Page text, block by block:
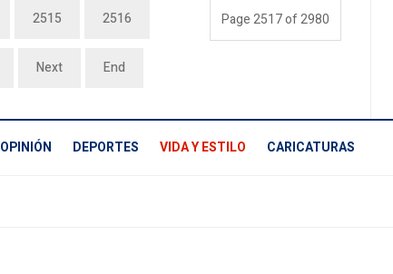
Page 2517 of 2980
2515 2516
Next End
OPINIÓN DEPORTES VIDA Y ESTILO CARICATURAS